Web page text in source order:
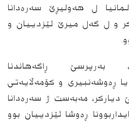
ل هەولیڕێ سەرەدانا
و ل گەل میرێ ئێزدییان و
بەرپرسێ ڕاگەهاندنا
ڕەوشەنبیری و کۆمەڵایەتی
مەبەست ژ سەرەدانا
ڕەوشا ئێزدییان بوو